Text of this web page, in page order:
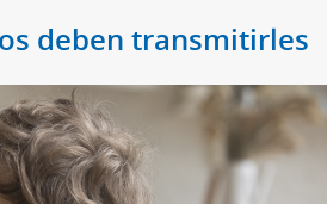
deben transmitirles